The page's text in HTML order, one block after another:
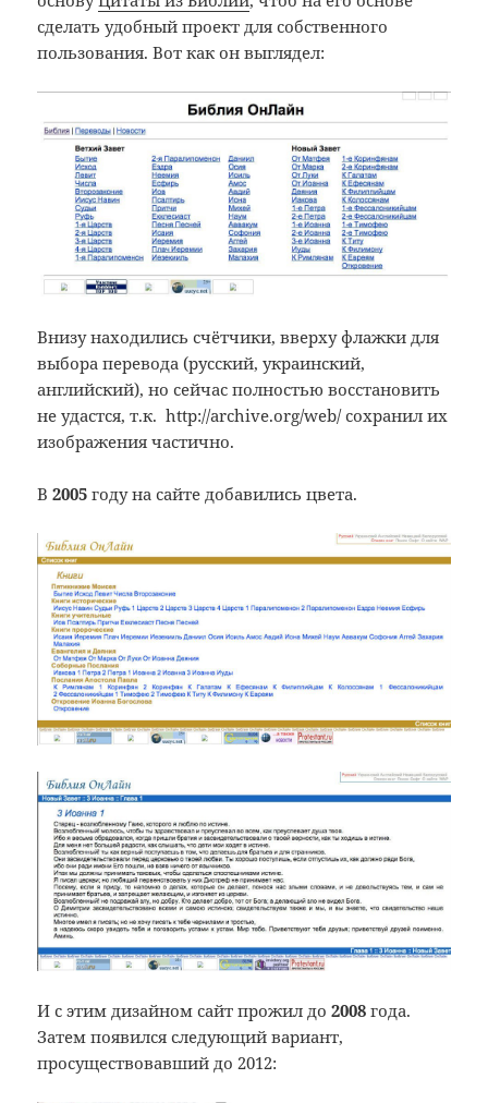
сделать удобный проект для собственного
пользования. Вот как он выглядел:
Внизу находились счётчики, вверху флажки для
выбора перевода (русский, украинский,
английский), но сейчас полностью восстановить
не удастся, т.к. http://archive.org/web/ сохранил их
изображения частично.
В2005 году на сайте добавились цвета.
И с этим дизайном сайт прожил до2008 года.
Затем появился следующий вариант,
просуществовавший до 2012: